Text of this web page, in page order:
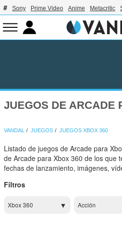
Sony Prime Video Anime Metacritic
JUEGOS DE ARCADE
VANDAL JUEGOS JUEGOS XBOX 360
Listado de juegos de Arcade para
de Arcade para Xbox 360 de los que
fechas de lanzamiento, imágenes,
Filtros
Xbox 360 Acción